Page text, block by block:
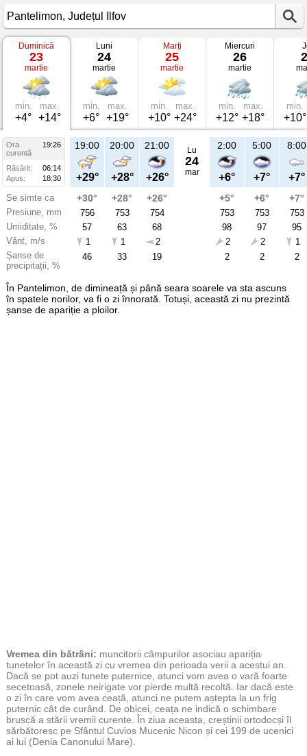
Vremea
Pantelimon
23
martie
2025
Județul
Ilfov
Duminică
23
martie
min.
+4°
max.
+14°
Luni
24
martie
min.
+6°
max.
+19°
Marți
25
martie
min.
+10°
max.
+24°
Miercuri
26
martie
min.
+12°
max.
+18°
min.
+10°
Ora
19:26
curentă
Răsărit:
06:14
Apus:
18:30
Se simte ca
Presiune, mm
Umiditate, %
Vânt, m/s
Șanse de
precipitații, %
19:00
+29°
+30°
756
57
1
46
20:00
+28°
+28°
753
63
1
33
21:00
+26°
+26°
754
68
2
19
Lu
24
mar
2:00
+6°
+5°
753
98
2
2
5:00
+7°
+6°
753
97
2
2
8:00
+7°
+7°
753
95
1
2
În Pantelimon, de dimineață și până seara soarele va sta ascuns
în spatele norilor, va fi o zi înnorată. Totuși, această zi nu prezintă
șanse de apariție a ploilor.
Vremea din bătrâni: muncitorii câmpurilor asociau apariția
tunetelor în această zi cu vremea din perioada verii a acestui an.
Dacă se pot auzi tunete puternice, atunci vom avea o vară foarte
secetoasă, zonele neirigate vor pierde multă recoltă. Iar dacă este
o zi în care vom avea ceață, atunci ne putem aștepta la un frig
puternic cât de curând. De obicei, ceața ne indică o schimbare
bruscă a stării vremii curente. În ziua aceasta, creștinii ortodocși îl
sărbătoresc pe Sfântul Cuvios Mucenic Nicon și cei 199 de ucenici
ai lui (Denia Canonului Mare).